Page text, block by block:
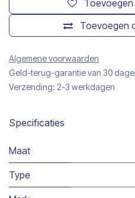
Toevoegen
Toevoegen
Algemene voorwaarden
Geld-terug-garantie van 30
Verzending: 2-3 werkdagen
Specificaties
Maat
Type